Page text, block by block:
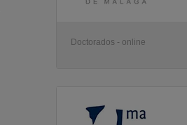
Doctorados - online